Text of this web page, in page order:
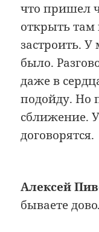
что пришел
открыть
застроить.
было.
даже в
подойду. Но
сближение.
договорятся.
Алексей
бываете